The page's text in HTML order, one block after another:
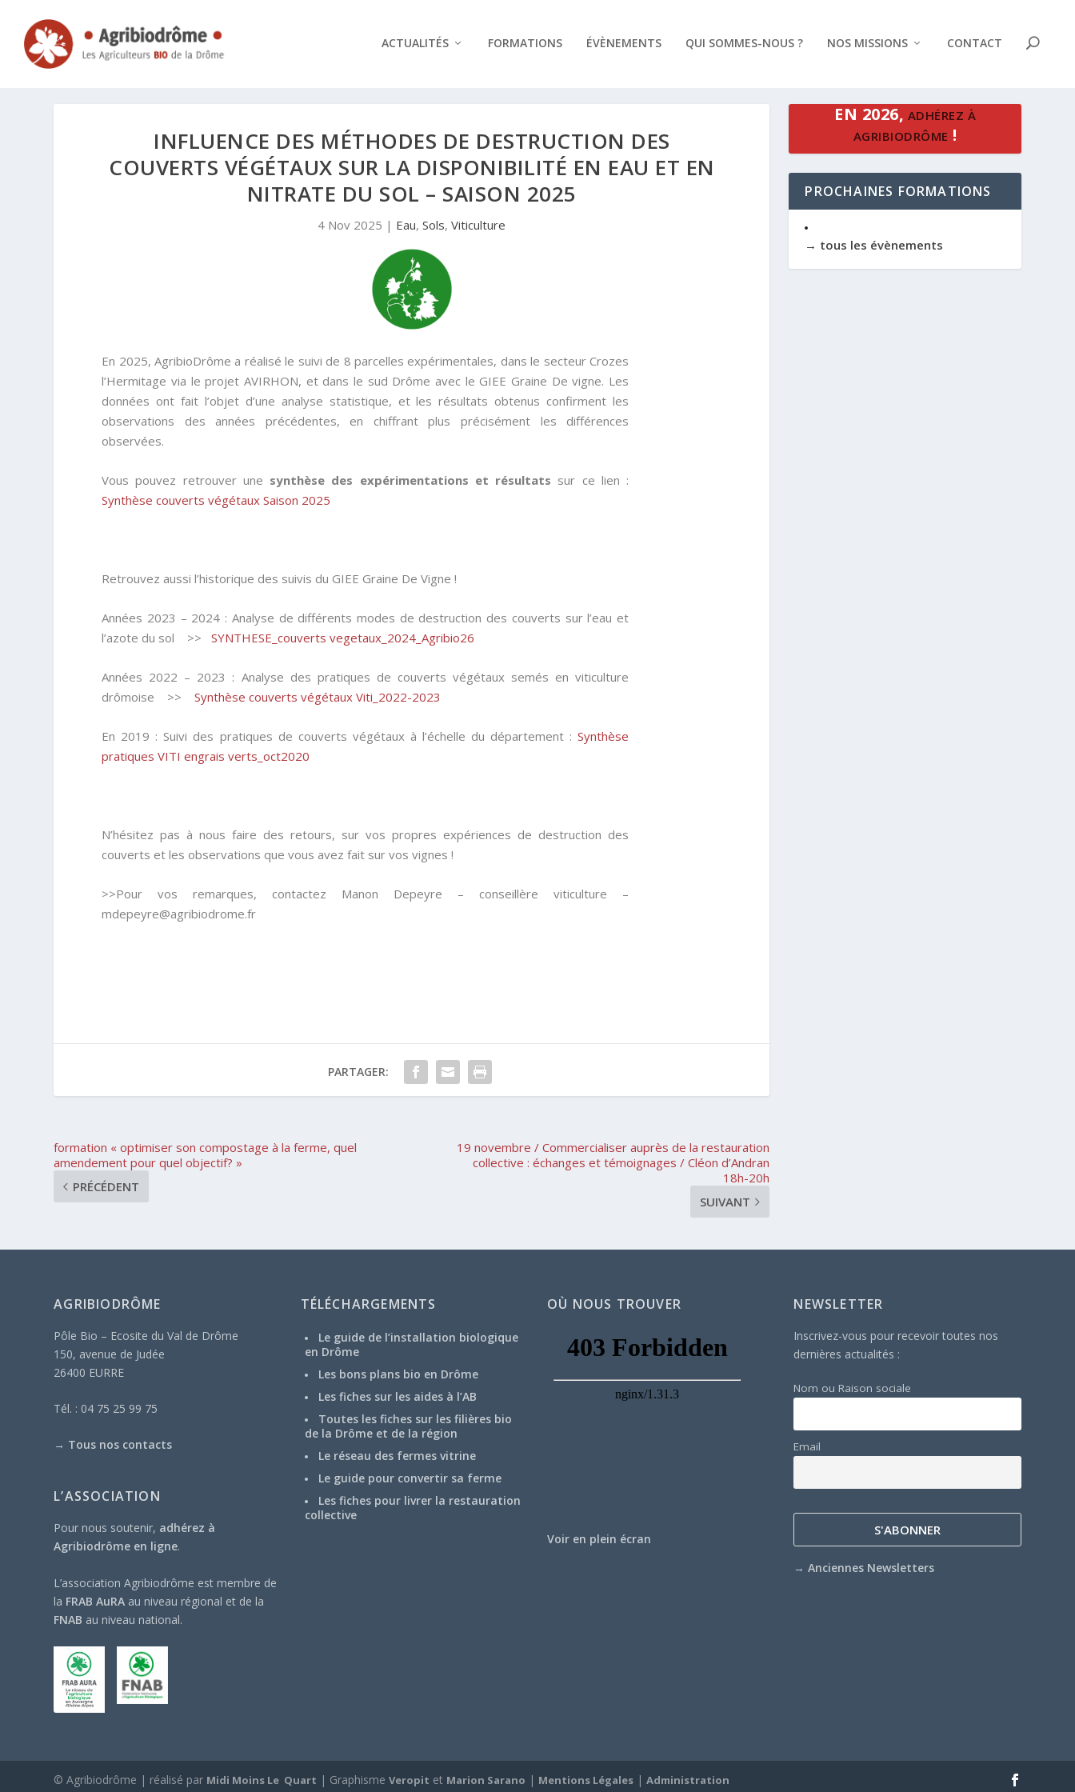
ACTUALITÉS FORMATIONS ÉVÈNEMENTS QUI SOMMES-NOUS ? NOS MISSIONS CONTACT
INFLUENCE DES MÉTHODES DE DESTRUCTION DES
COUVERTS VÉGÉTAUX SUR LA DISPONIBILITÉ EN EAU ET EN
NITRATE DU SOL – SAISON 2025
4 Nov 2025 | Eau,Sols,Viticulture
En 2025, AgribioDrôme a réalisé le suivi de 8 parcelles expérimentales, dans le secteur Crozes
l’Hermitage via le projet AVIRHON, et dans le sud Drôme avec le GIEE Graine De vigne. Les
données ont fait l’objet d’une analyse statistique, et les résultats obtenus confirment les
observations des années précédentes, en chiffrant plus précisément les différences
observées.
Vous pouvez retrouver une synthèse des expérimentations et résultats sur ce lien :
Synthèse couverts végétaux Saison 2025
Retrouvez aussi l’historique des suivis du GIEE Graine De Vigne !
Années 2023 – 2024 : Analyse de différents modes de destruction des couverts sur l’eau et
l’azote du sol >>SYNTHESE_couverts vegetaux_2024_Agribio26
Années 2022 – 2023 : Analyse des pratiques de couverts végétaux semés en viticulture
drômoise >>Synthèse couverts végétaux Viti_2022-2023
En 2019 : Suivi des pratiques de couverts végétaux à l’échelle du département :Synthèse
pratiques VITI engrais verts_oct2020
N’hésitez pas à nous faire des retours, sur vos propres expériences de destruction des
couverts et les observations que vous avez fait sur vos vignes !
>>Pour vos remarques, contactez Manon Depeyre – conseillère viticulture –
mdepeyre@agribiodrome.fr
PARTAGER:
formation « optimiser son compostage à la ferme, quel
amendement pour quel objectif? »
PRÉCÉDENT
19 novembre / Commercialiser auprès de la restauration
collective : échanges et témoignages / Cléon d’Andran
18h-20h
SUIVANT
EN 2026, ADHÉREZ À
AGRIBIODRÔME !
PROCHAINES FORMATIONS
→ tous les évènements
AGRIBIODRÔME
Pôle Bio – Ecosite du Val de Drôme
150, avenue de Judée
26400 EURRE
Tél. : 04 75 25 99 75
→ Tous nos contacts
L’ASSOCIATION
Pour nous soutenir, adhérez à
Agribiodrôme en ligne.
L’association Agribiodrôme est membre de
la FRAB AuRA au niveau régional et de la
FNAB au niveau national.
TÉLÉCHARGEMENTS
Le guide de l’installation biologique
en Drôme
Les bons plans bio en Drôme
Les fiches sur les aides à l’AB
Toutes les fiches sur les filières bio
de la Drôme et de la région
Le réseau des fermes vitrine
Le guide pour convertir sa ferme
Les fiches pour livrer la restauration
collective
OÙ NOUS TROUVER
Voir en plein écran
NEWSLETTER
Inscrivez-vous pour recevoir toutes nos
dernières actualités :
Nom ou Raison sociale
Email
→Anciennes Newsletters
© Agribiodrôme | réalisé par Midi Moins Le Quart | GraphismeVeropit et Marion Sarano | Mentions Légales |Administration